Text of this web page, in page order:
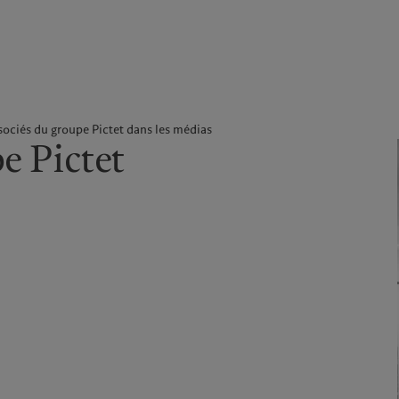
Bahamas
Nos métiers
du groupe Pictet dans les médias
Pictet